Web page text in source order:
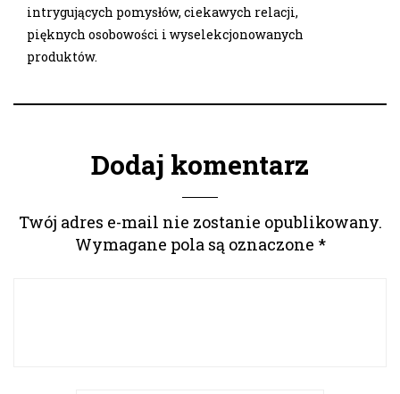
intrygujących pomysłów, ciekawych relacji,
pięknych osobowości i wyselekcjonowanych
produktów.
Dodaj komentarz
Twój adres e-mail nie zostanie opublikowany.
Wymagane pola są oznaczone *